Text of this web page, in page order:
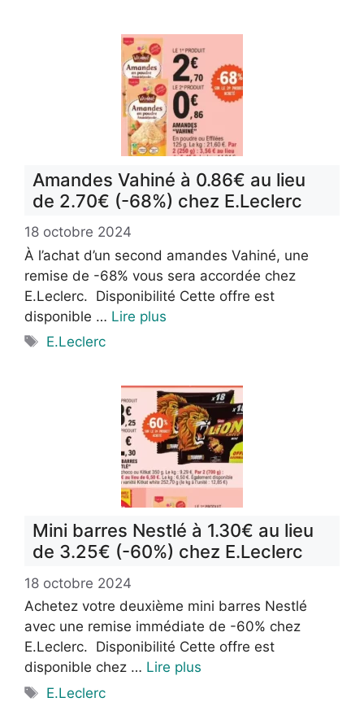
Amandes Vahiné à 0.86€ au lieu
de 2.70€ (-68%) chez E.Leclerc
18 octobre 2024
À l’achat d’un second amandes Vahiné, une
remise de -68% vous sera accordée chez
E.Leclerc. Disponibilité Cette offre est
disponible … Lire plus
Étiquettes
E.Leclerc
Mini barres Nestlé à 1.30€ au lieu
de 3.25€ (-60%) chez E.Leclerc
18 octobre 2024
Achetez votre deuxième mini barres Nestlé
avec une remise immédiate de -60% chez
E.Leclerc. Disponibilité Cette offre est
disponible chez … Lire plus
Étiquettes
E.Leclerc